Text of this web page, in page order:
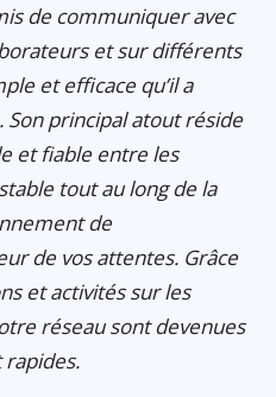
de communiquer avec
et sur différents
et efficace qu’il a
principal atout réside
et fiable entre les
tout au long de la
de
de vos attentes. Grâce
et activités sur les
réseau sont devenues
rapides.